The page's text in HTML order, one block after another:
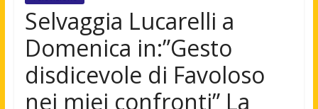
Selvaggia Lucarelli a
Domenica in:”Gesto
disdicevole di Favoloso
nei miei confronti” La